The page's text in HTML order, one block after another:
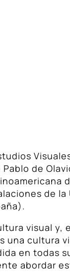
de
de la
visual y,
una cultura
en todas
abordar